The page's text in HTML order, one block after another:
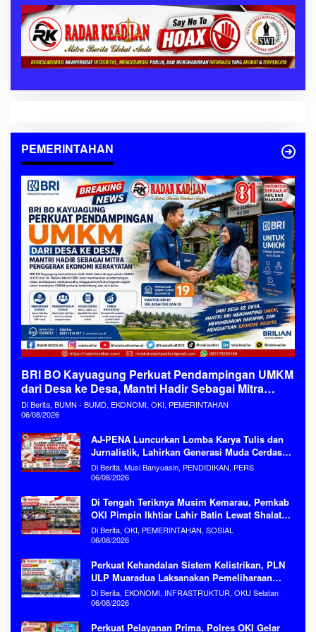
PEMERINTAHAN
BRI BO Kayuagung Perkuat Pendampingan UMKM
dari Desa ke Desa, Mantri Hadir Sebagai Mitra
Penggerak Ekonomi Kerakyatan
Di Berita, BUMN - BUMD, EKONOMI, OKI, PEMERINTAHAN
06/08/2026
AJ-PENA Luncurkan Lomba Karya Tulis dan
Jurnalistik, Lahirkan Generasi Muda Cerdas
Menjaga Aset Bangsa
Di Berita, Musi Banyuasin, PENDIDIKAN, PERS
06/08/2026
Di Tengah Teriknya Musim Kemarau, Pemkab
OKI Pimpin Ikhtiar Lahir Batin Lewat Shalat
Istisqa Memohon Turunnya Hujan
Di Berita, OKI, PEMERINTAHAN, SOSIAL
06/08/2026
Perkuat Kehandalan Sistem Kelistrikan, PLN
ULP Muaradua Laksanakan Pemeliharaan
ROW dan HAR Konstruksi Gabungan Secara
Terpadu
Di Berita, EKONOMI, INFRASTRUKTUR, OKU Selatan
06/08/2026
Perkuat Pelayanan Prima, Polres OKI Gelar